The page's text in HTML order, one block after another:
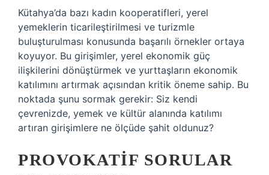
Kütahya’da bazı kadın kooperatifleri, yerel
yemeklerin ticarileştirilmesi ve turizmle
buluşturulması konusunda başarılı örnekler ortaya
koyuyor. Bu girişimler, yerel ekonomik güç
ilişkilerini dönüştürmek ve yurttaşların ekonomik
katılımını artırmak açısından kritik öneme sahip. Bu
noktada şunu sormak gerekir: Siz kendi
çevrenizde, yemek ve kültür alanında katılımı
artıran girişimlere ne ölçüde şahit oldunuz?
PROVOKATIF SORULAR